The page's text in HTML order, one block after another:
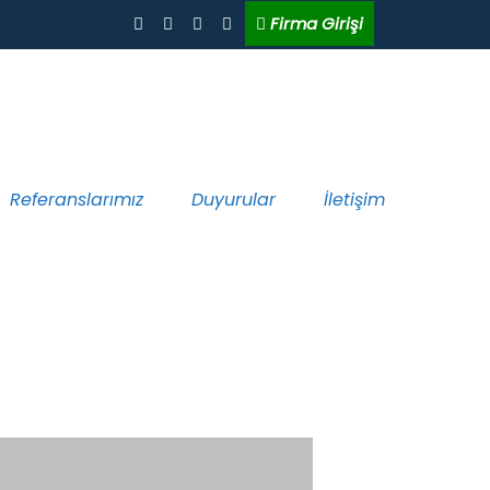
Firma Girişi
Referanslarımız Duyurular İletişim